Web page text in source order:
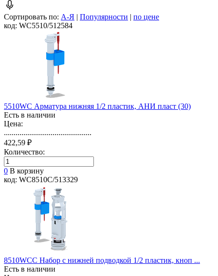
Сортировать по: А-Я | Популярности | по цене
код: WC5510/512584
5510WC Арматура нижняя 1/2 пластик, АНИ пласт (30)
Есть в наличии
Цена:
.............................................
422,59 ₽
Количество:
0 В корзину
код: WC8510С/513329
8510WCС Набор с нижней подводкой 1/2 пластик, кноп ...
Есть в наличии